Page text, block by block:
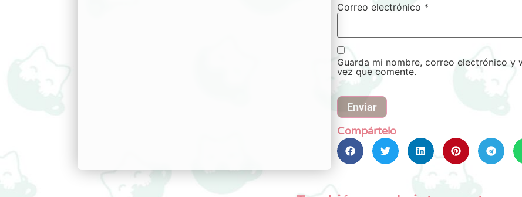
Correo electrónico *
Guarda mi nombre, correo electrónico y
vez que comente.
Compártelo